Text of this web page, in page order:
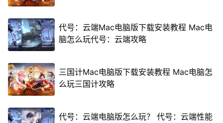
代号：云端Mac电脑版下载安装教程 Mac电
脑怎么玩代号：云端攻略
三国计Mac电脑版下载安装教程 Mac电脑怎
么玩三国计攻略
代号：云端电脑版怎么玩？ 代号：云端性能